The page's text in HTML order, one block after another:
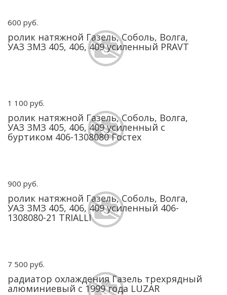
600 руб.
ролик натяжной Газель, Соболь, Волга,
УАЗ ЗМЗ 405, 406, 409 усиленный PRAVT
1 100 руб.
ролик натяжной Газель, Соболь, Волга,
УАЗ ЗМЗ 405, 406, 409 усиленный с
буртиком 406-1308080 Гостех
900 руб.
ролик натяжной Газель, Соболь, Волга,
УАЗ ЗМЗ 405, 406, 409 усиленный 406-
1308080-21 TRIALLI
7 500 руб.
радиатор охлаждения Газель трехрядный
алюминиевый с 1999 года LUZAR